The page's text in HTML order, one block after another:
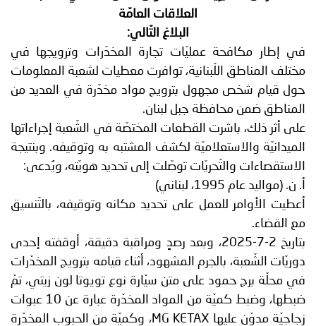
العلاقات العامّة
البلاغ التّالي:
في إطار مكافحة عمليّات تجارة المخدّرات وترويجها في
مختلف المناطق اللّبنانية، توافرت معطيات لشعبة المعلومات
حول قيام شخص مجهول بترويج مواد مخدّرة في العديد من
المناطق ضمن محافظة جبل لبنان.
على أثر ذلك، باشرت القطعات المختصّة في الشّعبة إجراءاتها
الميدانيّة والاستعلاميّة لكشف المشتبه به وتوقيفه. وبنتيجة
الاستقصاءات والتّحريّات توصّلت إلى تحديد هويّته، ويُدعى:
أ. ن. (مواليد عام 1995، لبناني)
أعطيت الأوامر للعمل على تحديد مكانه وتوقيفه، بالتّنسيق
مع القضاء.
بتاريخ 2-7-2025، وبعد رصدٍ ومراقبة دقيقة، أوقفته إحدى
دوريّات الشّعبة، بالجرم المشهود، أثناء قيامه بترويج المخدّرات
في محلّة برج حمود على متن سيّارة نوع تويوتا لون زيتي، تمّ
ضبطها، وضبط كميّة من المواد المخدّرة عبارة عن 10 عبوات
زجاجيّة مدوّن عليها MG KETAX، وكميّة من الحبوب المخدّرة